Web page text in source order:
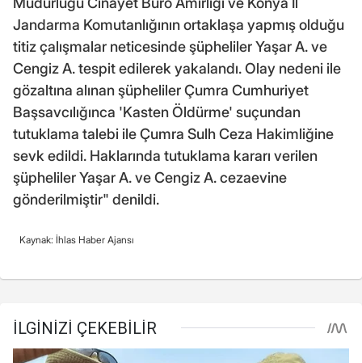
Jandarma Komutanlığının ortaklaşa yapmış olduğu
titiz çalışmalar neticesinde şüpheliler Yaşar A. ve
Cengiz A. tespit edilerek yakalandı. Olay nedeni ile
gözaltına alınan şüpheliler Çumra Cumhuriyet
Başsavcılığınca 'Kasten Öldürme' suçundan
tutuklama talebi ile Çumra Sulh Ceza Hakimliğine
sevk edildi. Haklarında tutuklama kararı verilen
şüpheliler Yaşar A. ve Cengiz A. cezaevine
gönderilmiştir" denildi.
Kaynak: İhlas Haber Ajansı